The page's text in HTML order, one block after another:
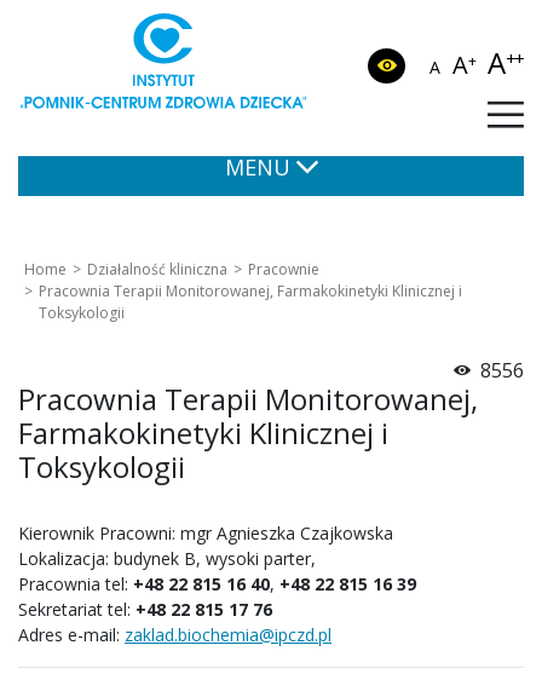
A A+ A++
MENU
Home Działalność kliniczna
Pracownie
Pracownia Terapii Monitorowanej, Farmakokinetyki Klinicznej i
Toksykologii
8556
Pracownia Terapii Monitorowanej,
Farmakokinetyki Klinicznej i
Toksykologii
Kierownik Pracowni: mgr Agnieszka Czajkowska
Lokalizacja: budynek B, wysoki parter,
Pracownia tel: +48 22 815 16 40, +48 22 815 16 39
Sekretariat tel: +48 22 815 17 76
Adres e-mail: zaklad.biochemia@ipczd.pl